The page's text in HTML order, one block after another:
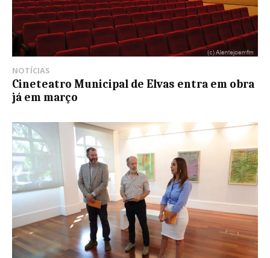
NOTÍCIAS
Cineteatro Municipal de Elvas entra em obra
já em março